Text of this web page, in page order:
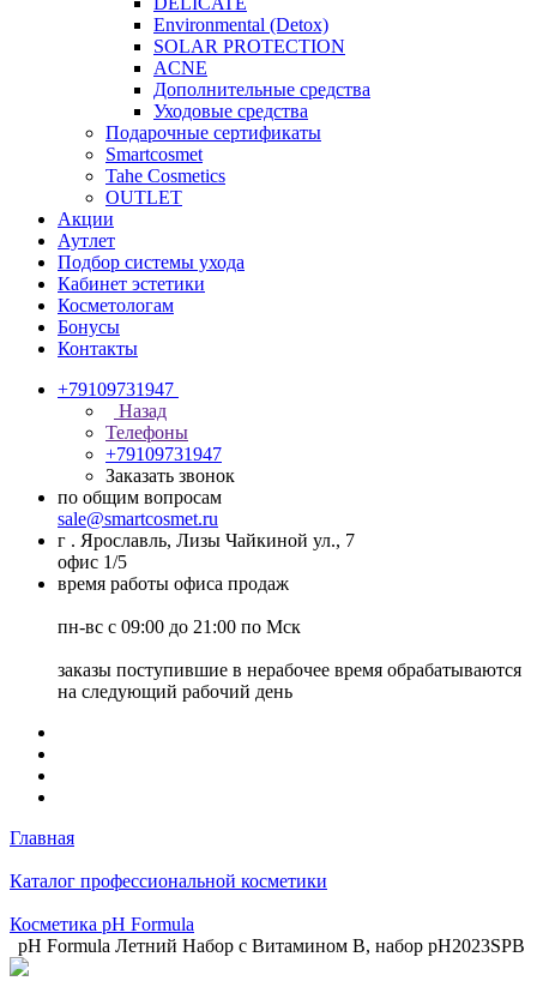
Environmental (Detox)
SOLAR PROTECTION
АCNE
Дополнительные средства
Уходовые средства
Подарочные сертификаты
Smartcosmet
Tahe Cosmetics
OUTLET
Акции
Аутлет
Подбор системы ухода
Кабинет эстетики
Косметологам
Бонусы
Контакты
+79109731947
Назад
Телефоны
+79109731947
Заказать звонок
по общим вопросам
sale@smartcosmet.ru
г . Ярославль, Лизы Чайкиной ул., 7
офис 1/5
время работы офиса продаж
пн-вс с 09:00 до 21:00 по Мск
заказы поступившие в нерабочее время обрабатываются
на следующий рабочий день
Главная
Каталог профессиональной косметики
Косметика pH Formula
pH Formula Летний Набор с Витамином B, набор pH2023SPB